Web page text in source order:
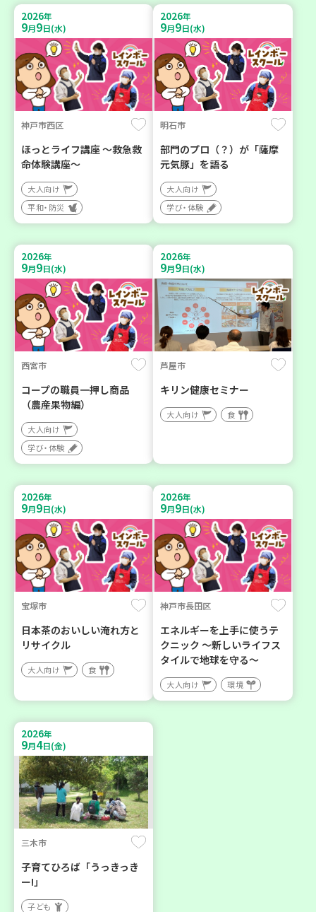
2026年
9月9日(水)
神戸市西区
ほっとライフ講座 ～救急救
命体験講座～
大人向け
平和・防災
2026年
9月9日(水)
明石市
部門のプロ（？）が「薩摩
元気豚」を語る
大人向け
学び・体験
2026年
9月9日(水)
西宮市
コープの職員一押し商品
（農産果物編）
大人向け
学び・体験
2026年
9月9日(水)
芦屋市
キリン健康セミナー
大人向け 食
2026年
9月9日(水)
宝塚市
日本茶のおいしい淹れ方と
リサイクル
大人向け 食
2026年
9月9日(水)
神戸市長田区
エネルギーを上手に使うテ
クニック ～新しいライフス
タイルで地球を守る～
大人向け 環境
2026年
9月4日(金)
三木市
子育てひろば「うっきっき
ー!」
子ども